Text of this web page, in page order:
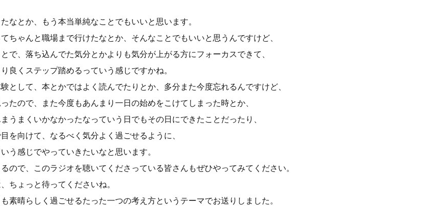
なとか、もう本当単純なことでもいいと思います。
ちゃんと職場まで行けたなとか、そんなことでもいいと思うんですけど、
で、落ち込んでた気分とかよりも気分が上がる方にフォーカスできて、
良くステップ踏めるっていう感じですかね。
として、本とかではよく読んでたりとか、多分また今度忘れるんですけど、
たので、また今度もあんまり一日の始めをこけてしまった時とか、
うまくいかなかったなっていう日でもその日にできたことだったり、
を向けて、なるべく気分よく過ごせるように、
う感じでやっていきたいなと思います。
ので、このラジオを聴いてくださっている皆さんもぜひやってみてください。
ちょっと待ってくださいね。
素晴らしく過ごせるたった一つの考え方というテーマでお送りしました。